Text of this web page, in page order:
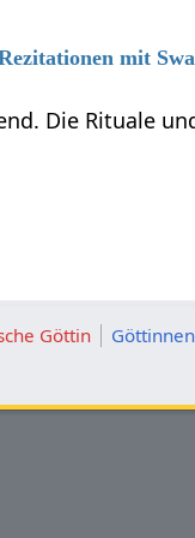
mit
Die Rituale
Göttin Göttinnen